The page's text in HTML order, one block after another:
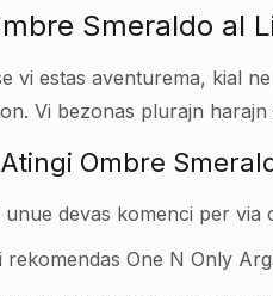
Smeraldo al
vi estas aventurema, kial
Vi bezonas plurajn
Ombre
unue devas komenci per
rekomendas One N Only